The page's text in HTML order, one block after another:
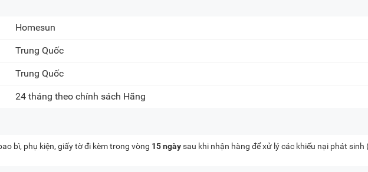
Homesun
Trung Quốc
Trung Quốc
24 tháng theo chính sách Hãng
bì, phụ kiện, giấy tờ đi kèm trong vòng 15 ngàysau khi nhận hàng để xử lý các khiếu nại phát sinh